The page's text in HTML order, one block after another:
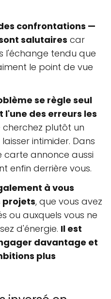
confrontations —
salutaires car
l'échange tendu que
le point de vue
se règle seul
l'une des erreurs les
plutôt un
intimider. Dans
carte annonce aussi
enfin derrière vous.
à vous
projets, que vous avez
ou auxquels vous ne
d'énergie. Il est
davantage et
plus